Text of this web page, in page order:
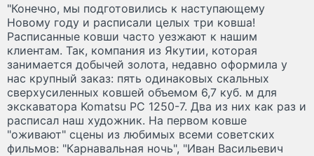
"Конечно, мы подготовились к наступающему
Новому году и расписали целых три ковша!
Расписанные ковши часто уезжают к нашим
клиентам. Так, компания из Якутии, которая
занимается добычей золота, недавно оформила у
нас крупный заказ: пять одинаковых скальных
сверхусиленных ковшей объемом 6,7 куб. м для
экскаватора Komatsu PC 1250-7. Два из них как раз и
расписал наш художник. На первом ковше
"оживают" сцены из любимых всеми советских
фильмов: "Карнавальная ночь", "Иван Васильевич